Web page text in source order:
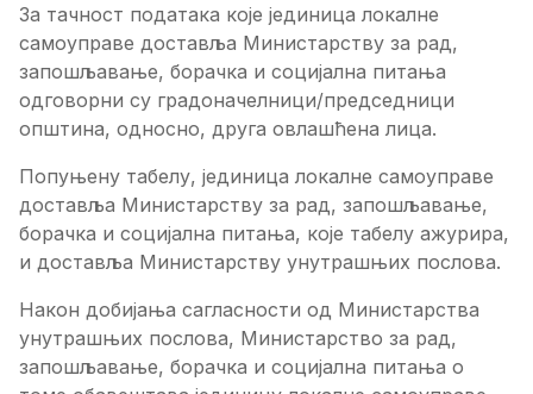
За тачност података које јединица локалне
самоуправе доставља Министарству за рад,
запошљавање, борачка и социјална питања
одговорни су градоначелници/председници
општина, односно, друга овлашћена лица.
Попуњену табелу, јединица локалне самоуправе
доставља Министарству за рад, запошљавање,
борачка и социјална питања, које табелу ажурира,
и доставља Министарству унутрашњих послова.
Након добијања сагласности од Министарства
унутрашњих послова, Министарство за рад,
запошљавање, борачка и социјална питања о